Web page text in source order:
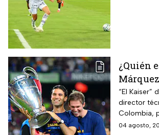
¿Quién
que
“El Kaiser”
director
Colombia,
fecha de su
04 agosto,